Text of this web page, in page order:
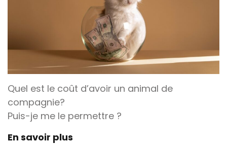
Quel est le coût d’avoir un animal de
compagnie?
Puis-je me le permettre ?
En savoir plus